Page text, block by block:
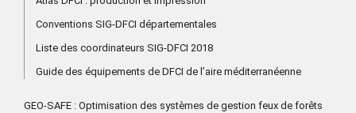
Conventions SIG-DFCI départementales
Liste des coordinateurs SIG-DFCI 2018
Guide des équipements de DFCI de l’aire méditerranéenne
GEO-SAFE : Optimisation des systèmes de gestion feux de forêts